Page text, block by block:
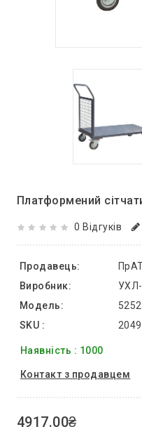
Платформений
0 Відгуків
Продавець:
Виробник:
Модель:
SKU :
2049
Наявність : 1000
Контакт з продавцем
4917.00₴